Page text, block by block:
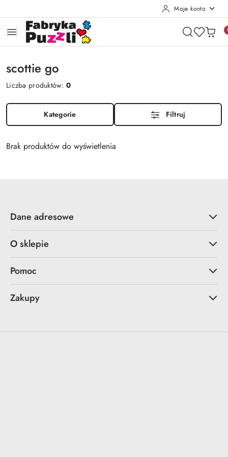
Moje konto
scottie go
Liczba produktów:0
Kategorie Filtruj
Brak produktów do wyświetlenia
Dane adresowe
O sklepie
Pomoc
Zakupy